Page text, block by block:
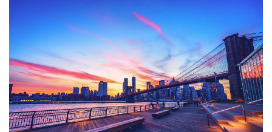
Free Cities Skyline LUT #4
Premium Canon LUTs
Must-Have Collection (160 LUTs)
Entire Collection (260 LUTs)
Download Gratuito